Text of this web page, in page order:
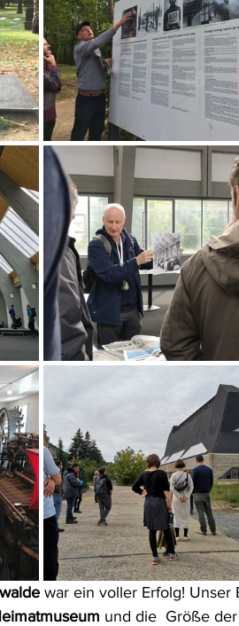
war ein voller Erfolg! Unser
und die  Größe